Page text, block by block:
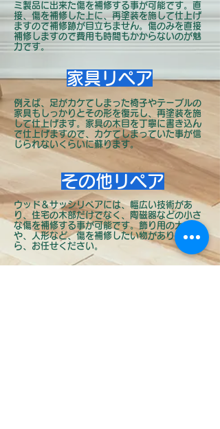
ミ製品に出来た傷を補修する事が可能です。直
接、傷を補修した上に、再塗装を施して仕上げ
ますので補修跡が目立ちません。傷のみを直接
補修しますので費用も時間もかからないのが魅
力です。
家具リペア
例えば、足がカケてしまった椅子やテーブルの
家具もしっかりとその形を復元し、再塗装を施
して仕上げます。家具の木目を丁寧に書き込ん
で仕上げますので、カケてしまっていた事が信
じられないくらいに蘇ります。
その他リペア
ウッド＆サッシリペアには、幅広い技術があ
り、住宅の木部だけでなく、陶磁器などの小さ
な傷を補修する事が可能です。飾り用の大皿
や、人形など、傷を補修したい物がありました
ら、お任せください。